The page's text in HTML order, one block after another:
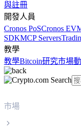
與註冊
開發人員
Cronos PoSCronos
SDKMCP Servers
教學
教學Bitcoin研究市場
市場